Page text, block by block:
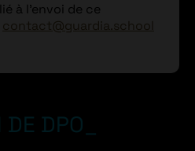
à l'envoi de ce
contact@guardia.school
DE DPO